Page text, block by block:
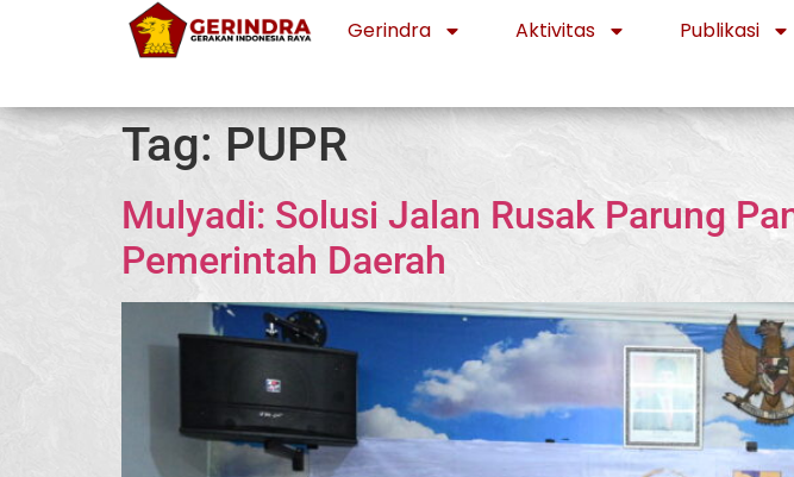
Gerindra Aktivitas Publikasi
Tag: PUPR
Mulyadi: Solusi Jalan Rusak Parung
Pemerintah Daerah